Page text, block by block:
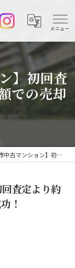
】初回査
での売却
ョン】初回査定より約300万円も高額での売却に成功！
回査定より約
！